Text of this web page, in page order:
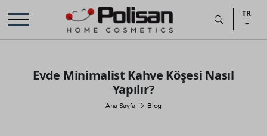
TR
Evde Minimalist Kahve Köşesi Nasıl
Yapılır?
Ana Sayfa Blog